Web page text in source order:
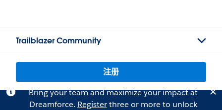
Trailblazer Community
注册
Bring your team and maximize your impact at
Dreamforce. Registerthree or more to unlock